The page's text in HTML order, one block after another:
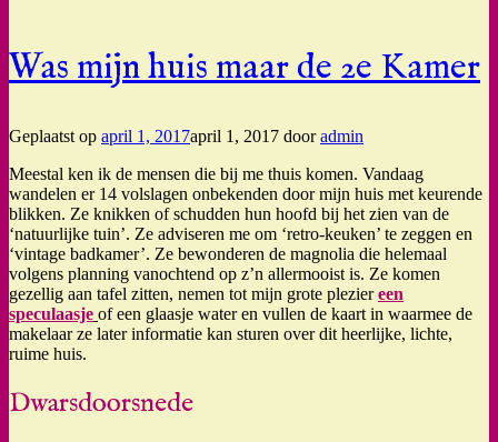
Was mijn huis maar de 2e Kamer
Geplaatst op april 1, 2017april 1, 2017 dooradmin
Meestal ken ik de mensen die bij me thuis komen. Vandaag
wandelen er 14 volslagen onbekenden door mijn huis met keurende
blikken. Ze knikken of schudden hun hoofd bij het zien van de
‘natuurlijke tuin’. Ze adviseren me om ‘retro-keuken’ te zeggen en
‘vintage badkamer’. Ze bewonderen de magnolia die helemaal
volgens planning vanochtend op z’n allermooist is. Ze komen
gezellig aan tafel zitten, nemen tot mijn grote pleziereen
speculaasje of een glaasje water en vullen de kaart in waarmee de
makelaar ze later informatie kan sturen over dit heerlijke, lichte,
ruime huis.
Dwarsdoorsnede